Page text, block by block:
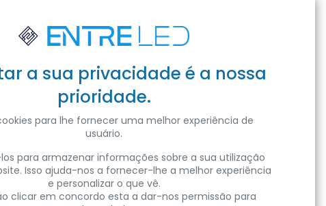
a sua privacidade é a nossa
prioridade.
para lhe fornecer uma melhor experiência de
usuário.
para armazenar informações sobre a sua utilização
Isso ajuda-nos a fornecer-lhe a melhor experiência
e personalizar o que vê.
clicar em concordo esta a dar-nos permissão para